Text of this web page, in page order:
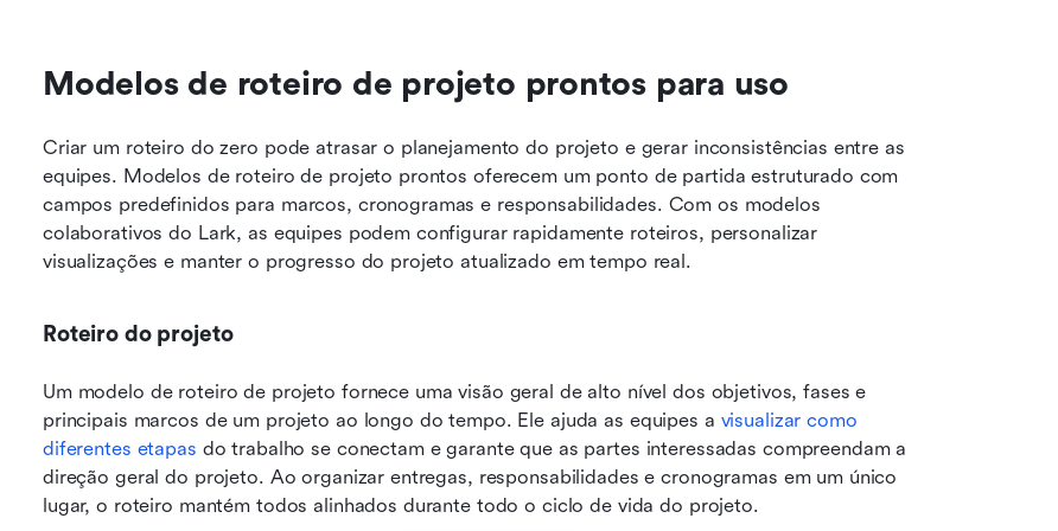
Modelos de roteiro de projeto prontos para uso
Criar um roteiro do zero pode atrasar o planejamento do projeto e gerar inconsistências entre as
equipes. Modelos de roteiro de projeto prontos oferecem um ponto de partida estruturado com
campos predefinidos para marcos, cronogramas e responsabilidades. Com os modelos
colaborativos do Lark, as equipes podem configurar rapidamente roteiros, personalizar
visualizações e manter o progresso do projeto atualizado em tempo real.
Roteiro do projeto
Um modelo de roteiro de projeto fornece uma visão geral de alto nível dos objetivos, fases e
principais marcos de um projeto ao longo do tempo. Ele ajuda as equipes a visualizar como
diferentes etapas do trabalho se conectam e garante que as partes interessadas compreendam a
direção geral do projeto. Ao organizar entregas, responsabilidades e cronogramas em um único
lugar, o roteiro mantém todos alinhados durante todo o ciclo de vida do projeto.